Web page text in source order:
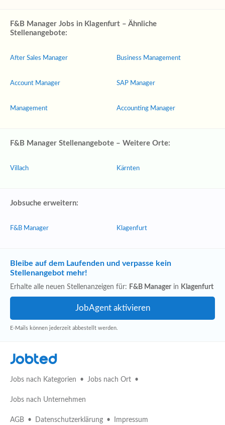
F&B Manager Jobs in Klagenfurt – Ähnliche
Stellenangebote:
After Sales Manager
Account Manager
Management
Business Management
SAP Manager
Accounting Manager
F&B Manager Stellenangebote – Weitere Orte:
Villach Kärnten
Jobsuche erweitern:
F&B Manager Klagenfurt
Bleibe auf dem Laufenden und verpasse kein
Stellenangebot mehr!
Erhalte alle neuen Stellenanzeigen für: F&B Manager in Klagenfurt
E-Mails können jederzeit abbestellt werden.
Jobted
Jobs nach Kategorien Jobs nach Ort
Jobs nach Unternehmen
AGB Datenschutzerklärung Impressum